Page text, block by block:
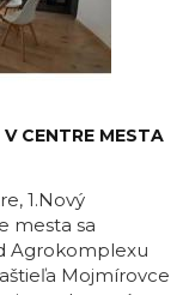
CENTRE MESTA
1.Nový
mesta sa
Agrokomplexu
Mojmírovce